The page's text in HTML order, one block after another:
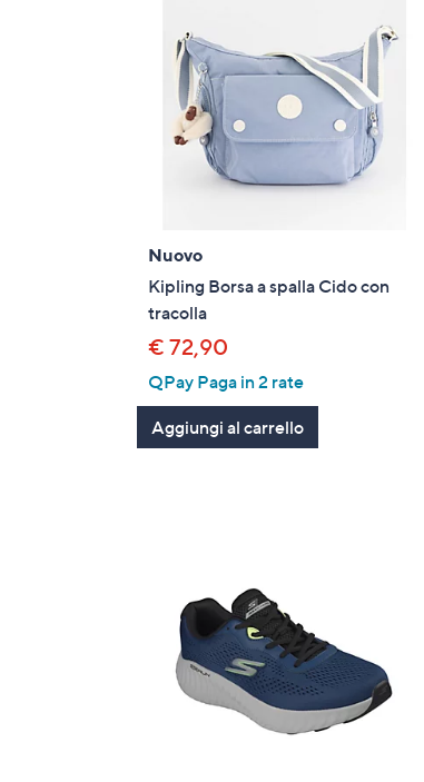
Nuovo
Kipling Borsa a spalla Cido con
tracolla
€ 72,90
QPay Paga in 2 rate
Aggiungi al carrello